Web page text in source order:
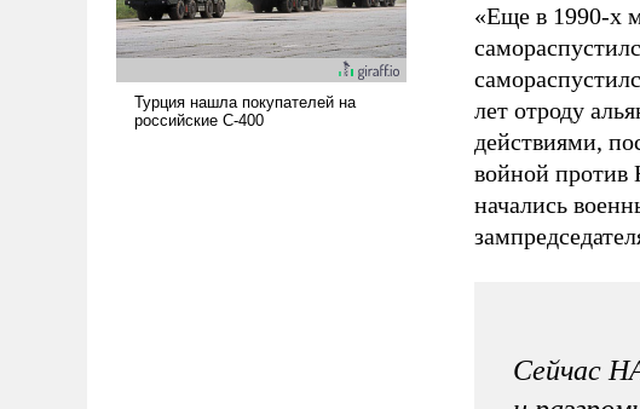
«Еще в 1990-х
лет отроду
действиями,
войной против
начались
Сейчас